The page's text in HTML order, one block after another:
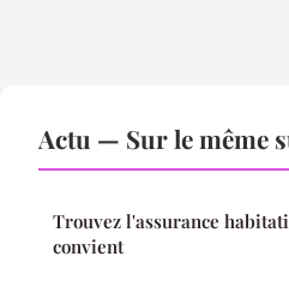
Actu — Sur le même
Trouvez l'assurance
convient